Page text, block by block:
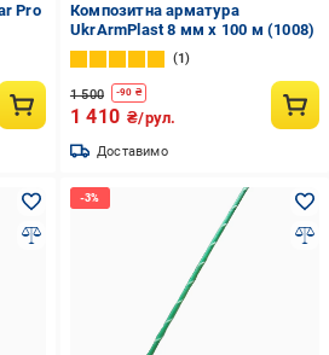
Pro
Композитна арматура
UkrArmPlast 8 мм х 100 м (1008)
1
1 500 -90 ₴
1 410 ₴/рул.
Доставимо